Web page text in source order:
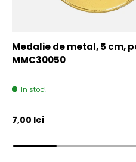
Medalie de metal, 5 cm,
MMC30050
In stoc!
Pret initial
7,00 lei